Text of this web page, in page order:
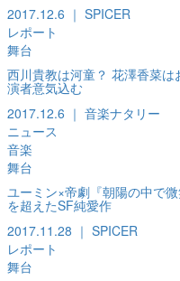
2017.12.6 ｜ SPICER
レポート
舞台
西川貴教は河童？ 花澤香菜
演者意気込む
2017.12.6 ｜ 音楽ナタリー
ニュース
音楽
舞台
ユーミン×帝劇『朝陽の中で
を超えたSF純愛作
2017.11.28 ｜ SPICER
レポート
舞台